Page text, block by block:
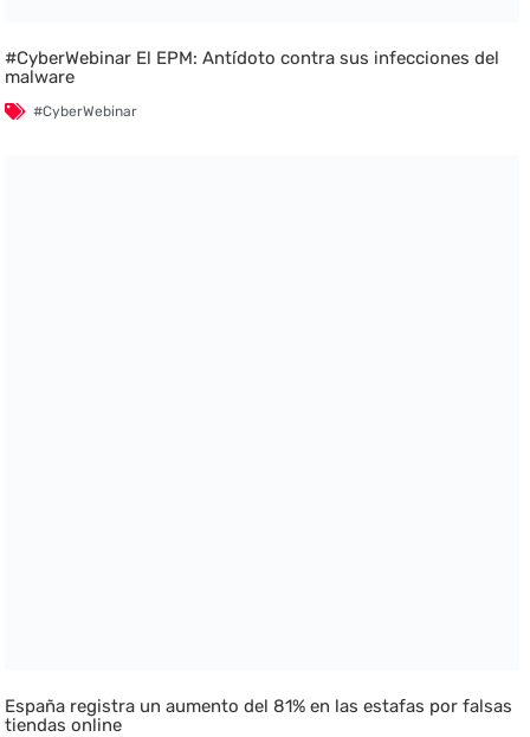
#CyberWebinar El EPM: Antídoto contra sus infecciones del
malware
#CyberWebinar
España registra un aumento del 81% en las estafas por falsas
tiendas online